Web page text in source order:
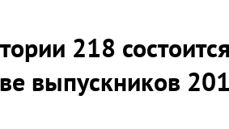
218
выпускников